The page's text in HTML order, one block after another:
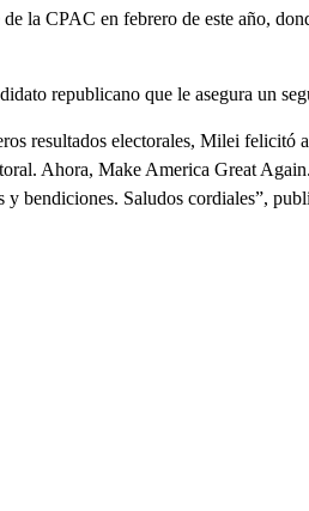
la CPAC en febrero de este año,
republicano que le asegura un
resultados electorales, Milei felicitó
Ahora, Make America Great
bendiciones. Saludos cordiales”,